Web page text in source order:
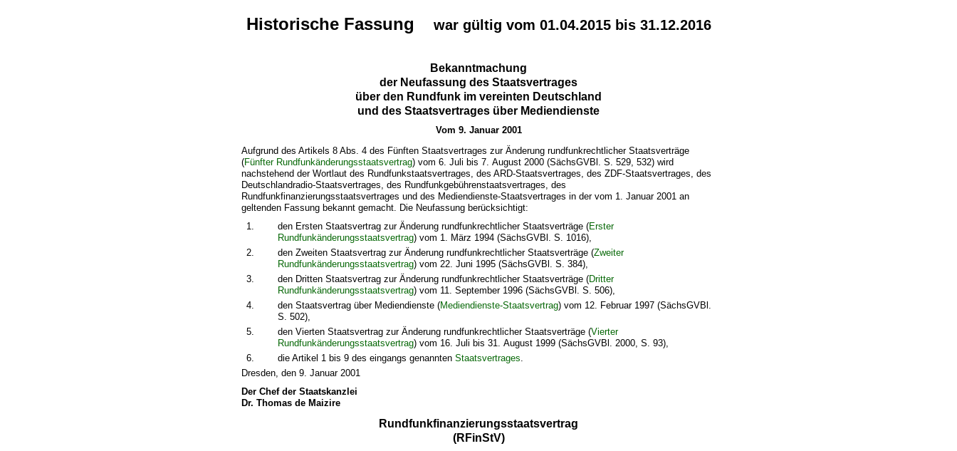
Historische Fassung war gültig vom 01.04.2015 bis 31.12.2016
Bekanntmachung
der Neufassung des Staatsvertrages
über den Rundfunk im vereinten Deutschland
und des Staatsvertrages über Mediendienste
Vom 9. Januar 2001
Aufgrund des Artikels 8 Abs. 4 des Fünften Staatsvertrages zur Änderung rundfunkrechtlicher Staatsverträge
(Fünfter Rundfunkänderungsstaatsvertrag) vom 6. Juli bis 7. August 2000 (SächsGVBl. S. 529, 532) wird
nachstehend der Wortlaut des Rundfunkstaatsvertrages, des ARD-Staatsvertrages, des ZDF-Staatsvertrages, des
Deutschlandradio-Staatsvertrages, des Rundfunkgebührenstaatsvertrages, des
Rundfunkfinanzierungsstaatsvertrages und des Mediendienste-Staatsvertrages in der vom 1. Januar 2001 an
geltenden Fassung bekannt gemacht. Die Neufassung berücksichtigt:
1.
den Ersten Staatsvertrag zur Änderung rundfunkrechtlicher Staatsverträge (Erster
Rundfunkänderungsstaatsvertrag) vom 1. März 1994 (SächsGVBl. S. 1016),
2.
den Zweiten Staatsvertrag zur Änderung rundfunkrechtlicher Staatsverträge (Zweiter
Rundfunkänderungsstaatsvertrag) vom 22. Juni 1995 (SächsGVBl. S. 384),
3.
den Dritten Staatsvertrag zur Änderung rundfunkrechtlicher Staatsverträge (Dritter
Rundfunkänderungsstaatsvertrag) vom 11. September 1996 (SächsGVBl. S. 506),
4.
den Staatsvertrag über Mediendienste (Mediendienste-Staatsvertrag) vom 12. Februar 1997 (SächsGVBl.
S. 502),
5.
den Vierten Staatsvertrag zur Änderung rundfunkrechtlicher Staatsverträge (Vierter
Rundfunkänderungsstaatsvertrag) vom 16. Juli bis 31. August 1999 (SächsGVBl. 2000, S. 93),
6.
die Artikel 1 bis 9 des eingangs genanntenStaatsvertrages.
Dresden, den 9. Januar 2001
Der Chef der Staatskanzlei
Dr. Thomas de Maizire
Rundfunkfinanzierungsstaatsvertrag
(RFinStV)